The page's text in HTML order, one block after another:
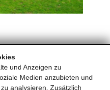
und Anzeigen zu
Medien anzubieten und
analysieren. Zusätzlich
Saalhof